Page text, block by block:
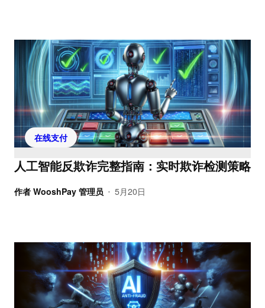
在线支付
人工智能反欺诈完整指南：实时欺诈检测策略
作者 WooshPay 管理员 • 5月20日